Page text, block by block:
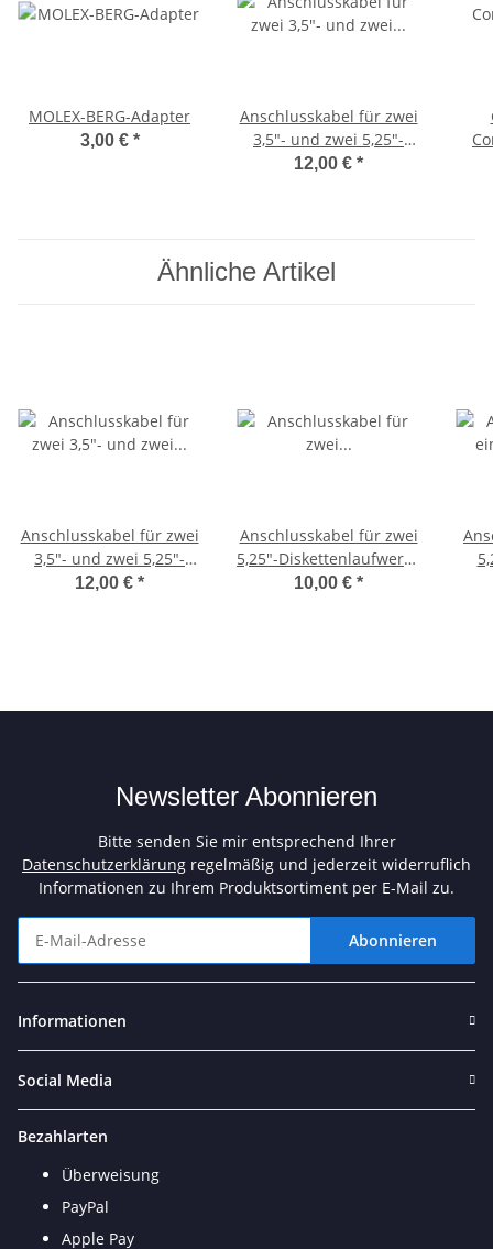
MOLEX-BERG-Adapter
3,00 € *
Anschlusskabel für zwei
3,5"- und zwei 5,25"-
Diskettenlaufwerke
12,00 € *
Ähnliche Artikel
Anschlusskabel für zwei
3,5"- und zwei 5,25"-
Diskettenlaufwerke
12,00 € *
Anschlusskabel für zwei
5,25"-Diskettenlaufwerke
(FDD-Kabel) - gedreht
10,00 € *
Newsletter Abonnieren
Bitte senden Sie mir entsprechend Ihrer
Datenschutzerklärung regelmäßig und jederzeit widerruflich
Informationen zu Ihrem Produktsortiment per E-Mail zu.
Abonnieren
Informationen
Social Media
Bezahlarten
Überweisung
PayPal
Apple Pay